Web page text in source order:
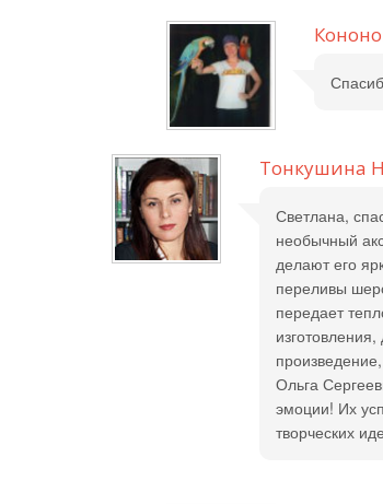
Тонкушина
Светлана,
необычный
делают его
переливы
передает
Ольга
эмоции! Их
творческих